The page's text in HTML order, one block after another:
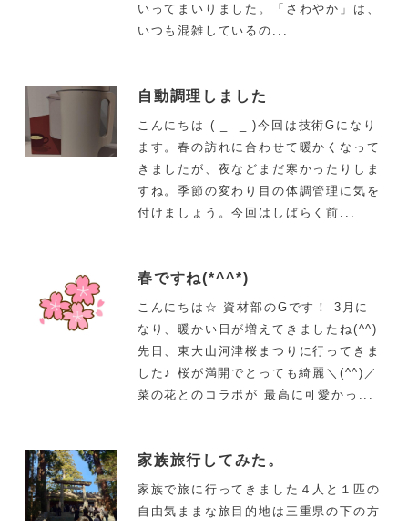
いってまいりました。「さわやか」は、
いつも混雑しているの...
自動調理しました
こんにちは ( _ _ )今回は技術Gになり
ます。春の訪れに合わせて暖かくなって
きましたが、夜などまだ寒かったりしま
すね。季節の変わり目の体調管理に気を
付けましょう。今回はしばらく前...
春ですね(*^^*)
こんにちは☆ 資材部のGです！ 3月に
なり、暖かい日が増えてきましたね(^^)
先日、東大山河津桜まつりに行ってきま
した♪ 桜が満開でとっても綺麗＼(^^)／
菜の花とのコラボが 最高に可愛かっ...
家族旅行してみた。
家族で旅に行ってきました４人と１匹の
自由気ままな旅目的地は三重県の下の方